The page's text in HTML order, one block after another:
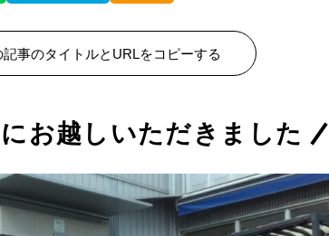
記事のタイトルとURLをコピーする
お越しいただきました